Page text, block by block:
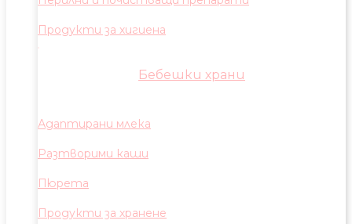
Продукти за хигиена
Бебешки храни
Адаптирани млека
Разтворими каши
Пюрета
Продукти за хранене